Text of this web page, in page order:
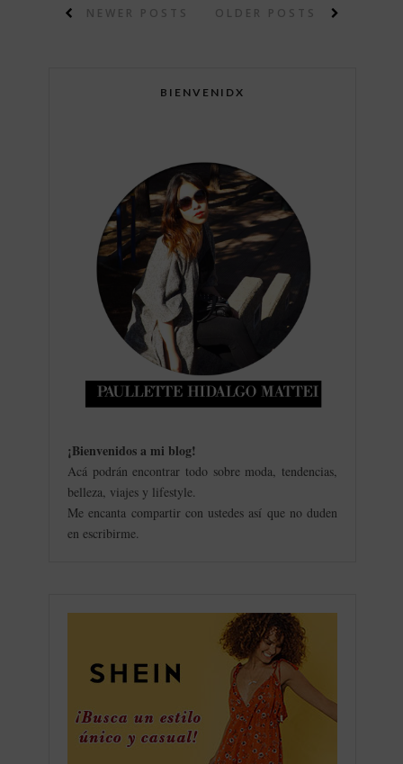
NEWER POSTS OLDER POSTS
BIENVENIDX
¡Bienvenidos a mi blog!
Acá podrán encontrar todo sobre moda, tendencias,
belleza, viajes y lifestyle.
Me encanta compartir con ustedes así que no duden
en escribirme.